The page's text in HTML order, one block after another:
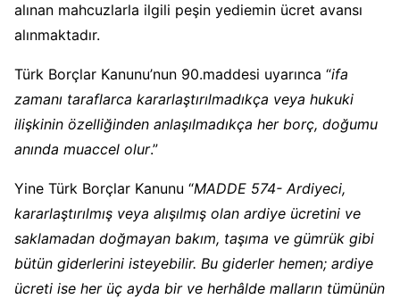
alınan mahcuzlarla ilgili peşin yediemin ücret avansı
alınmaktadır.
Türk Borçlar Kanunu’nun 90.maddesi uyarınca “ifa
zamanı taraflarca kararlaştırılmadıkça veya hukuki
ilişkinin özelliğinden anlaşılmadıkça her borç, doğumu
anında muaccel olur.”
Yine Türk Borçlar Kanunu “MADDE 574- Ardiyeci,
kararlaştırılmış veya alışılmış olan ardiye ücretini ve
saklamadan doğmayan bakım, taşıma ve gümrük gibi
bütün giderlerini isteyebilir. Bu giderler hemen; ardiye
ücreti ise her üç ayda bir ve herhâlde malların tümünün